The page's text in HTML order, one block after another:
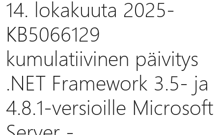
14. lokakuuta 2025-
KB5066129
kumulatiivinen päivitys
.NET Framework 3.5- ja
4.8.1-versioille Microsoft